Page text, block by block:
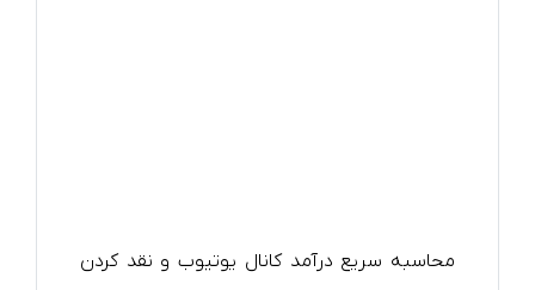
محاسبه سریع درآمد کانال یوتیوب و نقد کردن